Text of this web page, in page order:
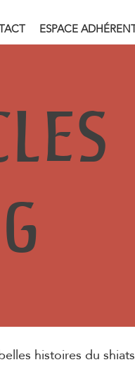
ESPACE
histoires du